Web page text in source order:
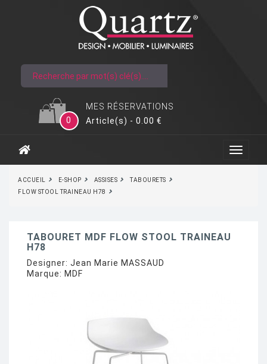
MES RÉSERVATIONS
0
Article(s) - 0.00 €
ACCUEIL E-SHOP ASSISES
TABOURETS
FLOW STOOL TRAINEAU H78
TABOURET MDF FLOW STOOL TRAINEAU
H78
Designer: Jean Marie MASSAUD
Marque: MDF